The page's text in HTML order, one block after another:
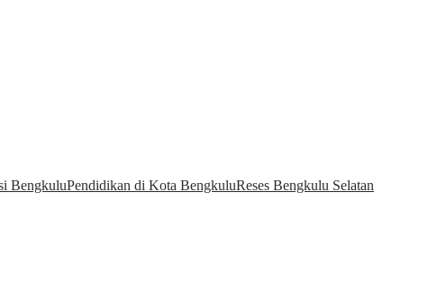
BengkuluPendidikan di Kota BengkuluReses Bengkulu Selatan